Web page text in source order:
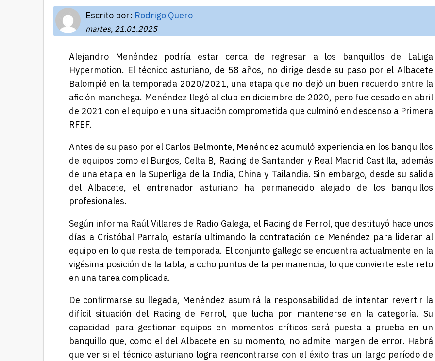
Escrito por: Rodrigo Quero
martes, 21.01.2025
Alejandro Menéndez podría estar cerca de regresar a los banquillos de LaLiga
Hypermotion. El técnico asturiano, de 58 años, no dirige desde su paso por el Albacete
Balompié en la temporada 2020/2021, una etapa que no dejó un buen recuerdo entre la
afición manchega. Menéndez llegó al club en diciembre de 2020, pero fue cesado en abril
de 2021 con el equipo en una situación comprometida que culminó en descenso a Primera
RFEF.
Antes de su paso por el Carlos Belmonte, Menéndez acumuló experiencia en los banquillos
de equipos como el Burgos, Celta B, Racing de Santander y Real Madrid Castilla, además
de una etapa en la Superliga de la India, China y Tailandia. Sin embargo, desde su salida
del Albacete, el entrenador asturiano ha permanecido alejado de los banquillos
profesionales.
Según informa Raúl Villares de Radio Galega, el Racing de Ferrol, que destituyó hace unos
días a Cristóbal Parralo, estaría ultimando la contratación de Menéndez para liderar al
equipo en lo que resta de temporada. El conjunto gallego se encuentra actualmente en la
vigésima posición de la tabla, a ocho puntos de la permanencia, lo que convierte este reto
en una tarea complicada.
De confirmarse su llegada, Menéndez asumirá la responsabilidad de intentar revertir la
difícil situación del Racing de Ferrol, que lucha por mantenerse en la categoría. Su
capacidad para gestionar equipos en momentos críticos será puesta a prueba en un
banquillo que, como el del Albacete en su momento, no admite margen de error. Habrá
que ver si el técnico asturiano logra reencontrarse con el éxito tras un largo período de